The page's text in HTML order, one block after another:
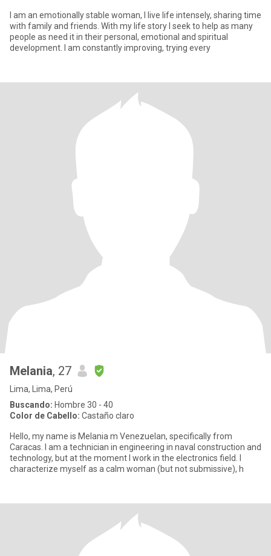
I am an emotionally stable woman, I live life intensely, sharing time
with family and friends. With my life story I seek to help as many
people as need it in their personal, emotional and spiritual
development. I am constantly improving, trying every
Melania, 27
Lima, Lima, Perú
Buscando: Hombre 30 - 40
Color de Cabello: Castaño claro
Hello, my name is Melania m Venezuelan, specifically from
Caracas. I am a technician in engineering in naval construction and
technology, but at the moment I work in the electronics field. I
characterize myself as a calm woman (but not submissive), h